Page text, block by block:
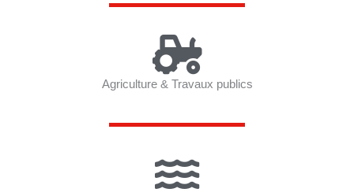
Agriculture & Travaux publics